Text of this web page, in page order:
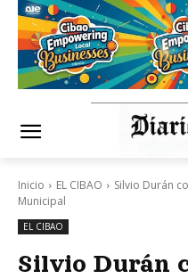
Inicio EL CIBAO
Silvio Durán
Municipal
EL CIBAO
Silvio Durán